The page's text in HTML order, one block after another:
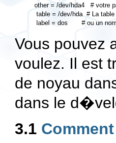
other = /dev/hda4   # votre
table = /dev/hda  # La
Vous pouvez
voulez. Il est
de noyau
dans le
3.1